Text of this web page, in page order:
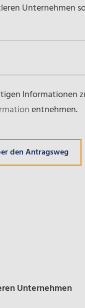
Unternehmen
Informationen
entnehmen.
den Antragsweg
Unternehmen